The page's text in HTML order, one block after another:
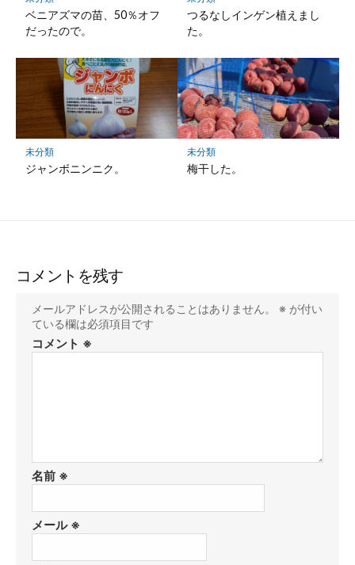
ベニアズマの苗、50％オフ
だったので。
つるなしインゲン植えまし
た。
未分類
ジャンボニンニク。
未分類
梅干した。
コメントを残す
メールアドレスが公開されることはありません。 ※ が付い
ている欄は必須項目です
コメント ※
名前 ※
メール ※